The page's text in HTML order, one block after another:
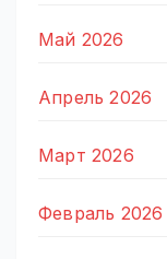
Май 2026
Апрель 2026
Март 2026
Февраль 2026